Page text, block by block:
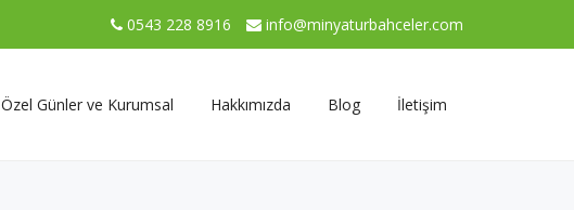
0543 228 8916 info@minyaturbahceler.com
Özel Günler ve Kurumsal Hakkımızda Blog İletişim